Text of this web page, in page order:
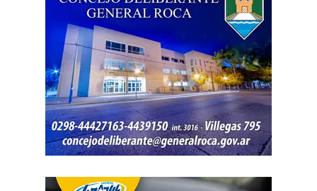
intromisión en el funcionamiento de la obra social.
Explicó que la exhortación para que la obra social actúe
«en forma diligente, rápida y oportuna» no modifica el
régimen de contrataciones ni los procedimientos de
auditoría interna, sino que «se limita a instar una mayor
diligencia administrativa, sin imponer modalidad, plazo ni
procedimiento específico». Esa medida, concluyó, no
representa una extralimitación de las competencias
judiciales.
La sentencia recordó que los niños y las personas con